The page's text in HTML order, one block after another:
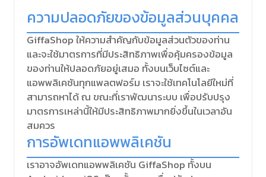
ความปลอดภัยของข้อมูลส่วนบุคคล
GiffaShop ให้ความสำคัญกับข้อมูลส่วนตัวของท่าน
และจะใช้มาตรการที่มีประสิทธิภาพเพื่อคุ้มครองข้อมูล
ของท่านให้ปลอดภัยอยู่เสมอ ทั้งบนเว็บไซต์และ
แอพพลิเคชันทุกแพลตฟอร์ม เราจะใช้เทคโนโลยีใหม่ที่
สามารถหาได้ ณ ขณะที่เราพัฒนาระบบ เพื่อปรับปรุง
มาตรการเหล่านี้ให้มีประสิทธิภาพมากยิ่งขึ้นในเวลาอัน
สมควร
การอัพเดทแอพพลิเคชัน
เราอาจอัพเดทแอพพลิเคชัน GiffaShop ทั้งบน